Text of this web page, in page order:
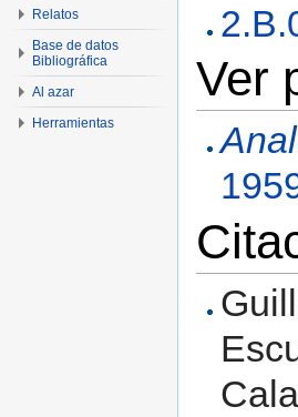
Ver
Relatos
Base de datos
Bibliográfica
Al azar
Herramientas